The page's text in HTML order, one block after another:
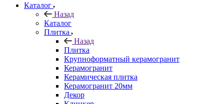
Каталог
Назад
Каталог
Плитка
Назад
Плитка
Крупноформатный керамогранит
Керамогранит
Керамическая плитка
Керамогранит 20мм
Декор